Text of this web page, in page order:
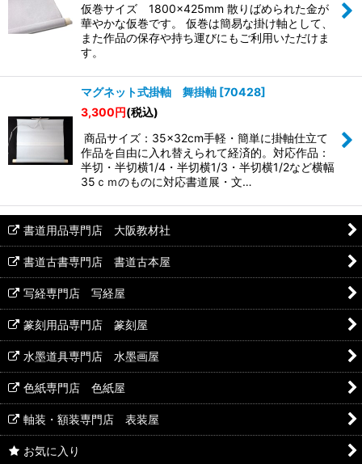
仮巻サイズ 1800×425mm 散りばめられた金が
華やかな仮巻です。 仮巻は簡易な掛け軸として、
また作品の保存や持ち運びにもご利用いただけま
す。
マグネット式掛軸 舞掛軸 [70428]
3,300円(税込)
商品サイズ：35×32cm手軽・簡単に掛軸仕立て
作品を自由に入れ替えられて経済的。対応作品：
半切・半切横1/4・半切横1/3・半切横1/2など横幅
35ｃｍのものに対応書道展・文…
書道用品専門店 大阪教材社
書道古書専門店 書道古本屋
写経専門店 写経屋
篆刻用品専門店 篆刻屋
水墨道具専門店 水墨画屋
色紙専門店 色紙屋
軸装・額装専門店 表装屋
お気に入り